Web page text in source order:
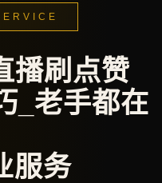
播刷点赞
_老手都在
服务